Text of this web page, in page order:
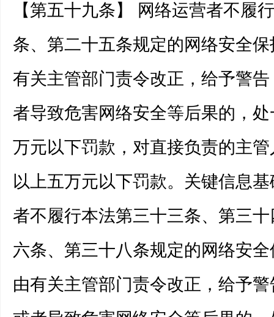
【第五十九条】 网络运营者不履
条、第二十五条规定的网络安全
有关主管部门责令改正，给予警
者导致危害网络安全等后果的，
万元以下罚款，对直接负责的主
以上五万元以下罚款。关键信息
者不履行本法第三十三条、第三
六条、第三十八条规定的网络安
由有关主管部门责令改正，给予